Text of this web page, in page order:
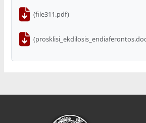
(file311.pdf)